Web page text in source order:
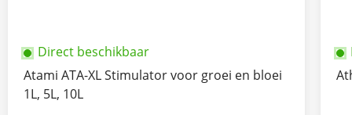
Direct beschikbaar
Atami ATA-XL Stimulator voor groei en bloei
1L, 5L, 10L